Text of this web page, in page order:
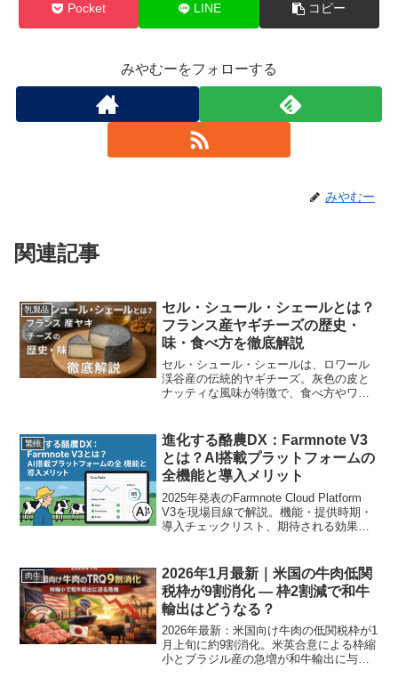
Pocket LINE コピー
みやむーをフォローする
みやむー
関連記事
乳製品
セル・シュール・シェールとは？
フランス産ヤギチーズの歴史・
味・食べ方を徹底解説
セル・シュール・シェールは、ロワール
渓谷産の伝統的ヤギチーズ。灰色の皮と
ナッティな風味が特徴で、食べ方やワイ
繁殖
進化する酪農DX：Farmnote V3
とは？AI搭載プラットフォームの
全機能と導入メリット
2025年発表のFarmnote Cloud Platform
V3を現場目線で解説。機能・提供時期・
導入チェックリスト、期待される効果を
肉牛
2026年1月最新｜米国の牛肉低関
税枠が9割消化 — 枠2割減で和牛
輸出はどうなる？
2026年最新：米国向け牛肉の低関税枠が1
月上旬に約9割消化。米英合意による枠縮
小とブラジル産の急増が和牛輸出に与え